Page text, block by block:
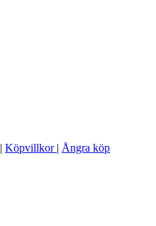
| Köpvillkor | Ångra köp